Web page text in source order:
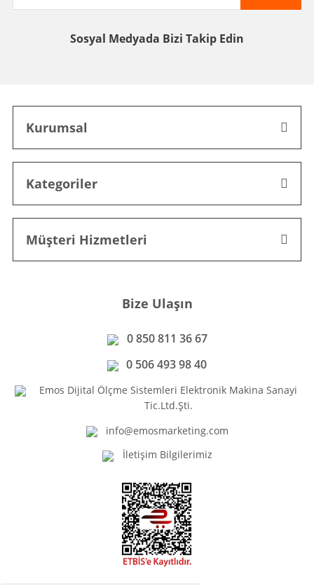
Sosyal Medyada Bizi Takip Edin
Kurumsal
Kategoriler
Müşteri Hizmetleri
Bize Ulaşın
0 850 811 36 67
0 506 493 98 40
Emos Dijital Ölçme Sistemleri Elektronik Makina Sanayi
Tic.Ltd.Şti.
info@emosmarketing.com
İletişim Bilgilerimiz